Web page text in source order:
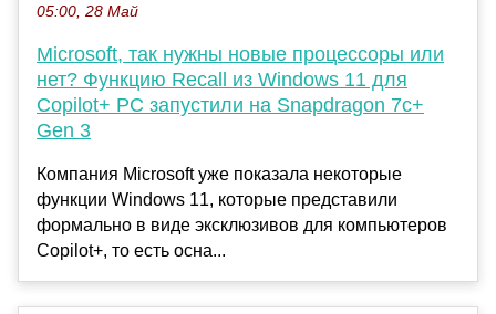
05:00, 28 Май
Microsoft, так нужны новые процессоры или
нет? Функцию Recall из Windows 11 для
Copilot+ PC запустили на Snapdragon 7c+
Gen 3
Компания Microsoft уже показала некоторые
функции Windows 11, которые представили
формально в виде эксклюзивов для компьютеров
Copilot+, то есть осна...